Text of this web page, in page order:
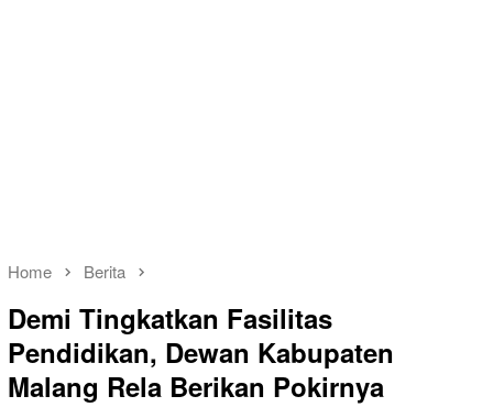
Home Berita
Demi Tingkatkan Fasilitas
Pendidikan, Dewan Kabupaten
Malang Rela Berikan Pokirnya